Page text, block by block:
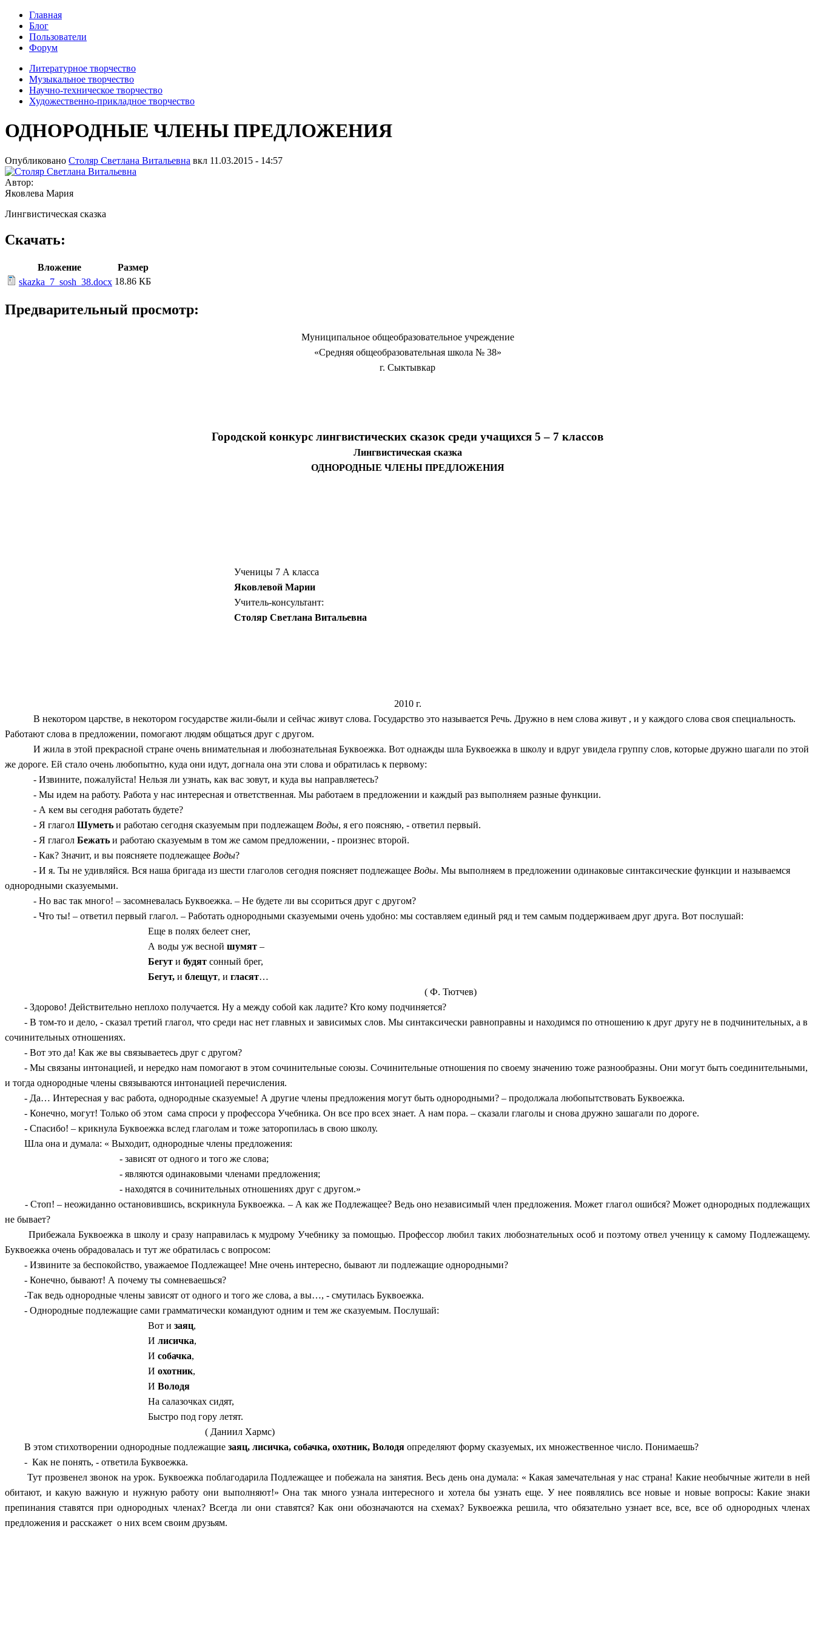
Главная
Блог
Пользователи
Форум
Литературное творчество
Музыкальное творчество
Научно-техническое творчество
Художественно-прикладное творчество
ОДНОРОДНЫЕ ЧЛЕНЫ ПРЕДЛОЖЕНИЯ
Опубликовано Столяр Светлана Витальевна вкл 11.03.2015 - 14:57
Автор:
Яковлева Мария
Лингвистическая сказка
Скачать:
Вложение
Размер
skazka_7_sosh_38.docx 18.86 КБ
Предварительный просмотр:
Муниципальное общеобразовательное учреждение
«Средняя общеобразовательная школа № 38»
г. Сыктывкар
Городской конкурс лингвистических сказок среди учащихся 5 – 7 классов
Лингвистическая сказка
ОДНОРОДНЫЕ ЧЛЕНЫ ПРЕДЛОЖЕНИЯ
Ученицы 7 А класса
Яковлевой Марии
Учитель-консультант:
Столяр Светлана Витальевна
2010 г.
В некотором царстве, в некотором государстве жили-были и сейчас живут слова. Государство это называется Речь. Дружно в нем слова живут , и у каждого слова своя специальность.
Работают слова в предложении, помогают людям общаться друг с другом.
И жила в этой прекрасной стране очень внимательная и любознательная Буквоежка. Вот однажды шла Буквоежка в школу и вдруг увидела группу слов, которые дружно шагали по этой
же дороге. Ей стало очень любопытно, куда они идут, догнала она эти слова и обратилась к первому:
- Извините, пожалуйста! Нельзя ли узнать, как вас зовут, и куда вы направляетесь?
- Мы идем на работу. Работа у нас интересная и ответственная. Мы работаем в предложении и каждый раз выполняем разные функции.
- А кем вы сегодня работать будете?
- Я глаголШуметь и работаю сегодня сказуемым при подлежащем Воды, я его поясняю, - ответил первый.
- Я глаголБежать и работаю сказуемым в том же самом предложении, - произнес второй.
- Как? Значит, и вы поясняете подлежащее Воды?
- И я. Ты не удивляйся. Вся наша бригада из шести глаголов сегодня поясняет подлежащее Воды. Мы выполняем в предложении одинаковые синтаксические функции и называемся
однородными сказуемыми.
- Но вас так много! – засомневалась Буквоежка. – Не будете ли вы ссориться друг с другом?
- Что ты! – ответил первый глагол. – Работать однородными сказуемыми очень удобно: мы составляем единый ряд и тем самым поддерживаем друг друга. Вот послушай:
Еще в полях белеет снег,
А воды уж веснойшумят –
Бегутибудят сонный брег,
Бегут, иблещут, игласят…
( Ф. Тютчев)
- Здорово! Действительно неплохо получается. Ну а между собой как ладите? Кто кому подчиняется?
- В том-то и дело, - сказал третий глагол, что среди нас нет главных и зависимых слов. Мы синтаксически равноправны и находимся по отношению к друг другу не в подчинительных, а в
сочинительных отношениях.
- Вот это да! Как же вы связываетесь друг с другом?
- Мы связаны интонацией, и нередко нам помогают в этом сочинительные союзы. Сочинительные отношения по своему значению тоже разнообразны. Они могут быть соединительными,
и тогда однородные члены связываются интонацией перечисления.
- Да… Интересная у вас работа, однородные сказуемые! А другие члены предложения могут быть однородными? – продолжала любопытствовать Буквоежка.
- Конечно, могут! Только об этом сама спроси у профессора Учебника. Он все про всех знает. А нам пора. – сказали глаголы и снова дружно зашагали по дороге.
- Спасибо! – крикнула Буквоежка вслед глаголам и тоже заторопилась в свою школу.
Шла она и думала: « Выходит, однородные члены предложения:
- зависят от одного и того же слова;
- являются одинаковыми членами предложения;
- находятся в сочинительных отношениях друг с другом.»
- Стоп! – неожиданно остановившись, вскрикнула Буквоежка. – А как же Подлежащее? Ведь оно независимый член предложения. Может глагол ошибся? Может однородных подлежащих
не бывает?
Прибежала Буквоежка в школу и сразу направилась к мудрому Учебнику за помощью. Профессор любил таких любознательных особ и поэтому отвел ученицу к самому Подлежащему.
Буквоежка очень обрадовалась и тут же обратилась с вопросом:
- Извините за беспокойство, уважаемое Подлежащее! Мне очень интересно, бывают ли подлежащие однородными?
- Конечно, бывают! А почему ты сомневаешься?
-Так ведь однородные члены зависят от одного и того же слова, а вы…, - смутилась Буквоежка.
- Однородные подлежащие сами грамматически командуют одним и тем же сказуемым. Послушай:
Вот и заяц,
И лисичка,
И собачка,
И охотник,
И Володя
На салазочках сидят,
Быстро под гору летят.
( Даниил Хармс)
В этом стихотворении однородные подлежащие заяц, лисичка, собачка, охотник, Володя определяют форму сказуемых, их множественное число. Понимаешь?
- Как не понять, - ответила Буквоежка.
Тут прозвенел звонок на урок. Буквоежка поблагодарила Подлежащее и побежала на занятия. Весь день она думала: « Какая замечательная у нас страна! Какие необычные жители в ней
обитают, и какую важную и нужную работу они выполняют!» Она так много узнала интересного и хотела бы узнать еще. У нее появлялись все новые и новые вопросы: Какие знаки
препинания ставятся при однородных членах? Всегда ли они ставятся? Как они обозначаются на схемах? Буквоежка решила, что обязательно узнает все, все, все об однородных членах
предложения и расскажет о них всем своим друзьям.